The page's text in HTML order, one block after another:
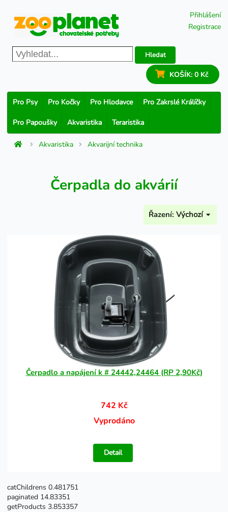
Přihlášení
Registrace
Hledat
KOŠÍK: 0 Kč
Pro Psy Pro Kočky Pro Hlodavce Pro Zakrslé Králíčky
Pro Papoušky Akvaristika Teraristika
Akvaristika Akvarijní technika
Čerpadla do akvárií
Řazení: Výchozí
Čerpadlo a napájení k # 24442,24464 (RP 2,90Kč)
742 Kč
Vyprodáno
Detail
catChildrens 0.481751
paginated 14.83351
getProducts 3.853357